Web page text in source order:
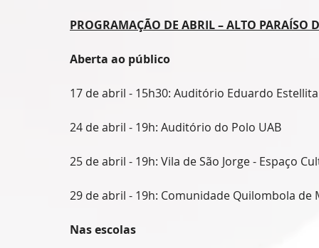
PROGRAMAÇÃO DE ABRIL – ALTO PARAÍSO
Aberta ao público
17 de abril - 15h30: Auditório Eduardo
24 de abril - 19h: Auditório do Polo UAB
25 de abril - 19h: Vila de São Jorge - Espaço
29 de abril - 19h: Comunidade Quilombola de
Nas escolas